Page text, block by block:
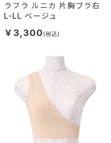
ラフラ ルニカ 片胸ブラ右
L-LL ベージュ
￥3,300